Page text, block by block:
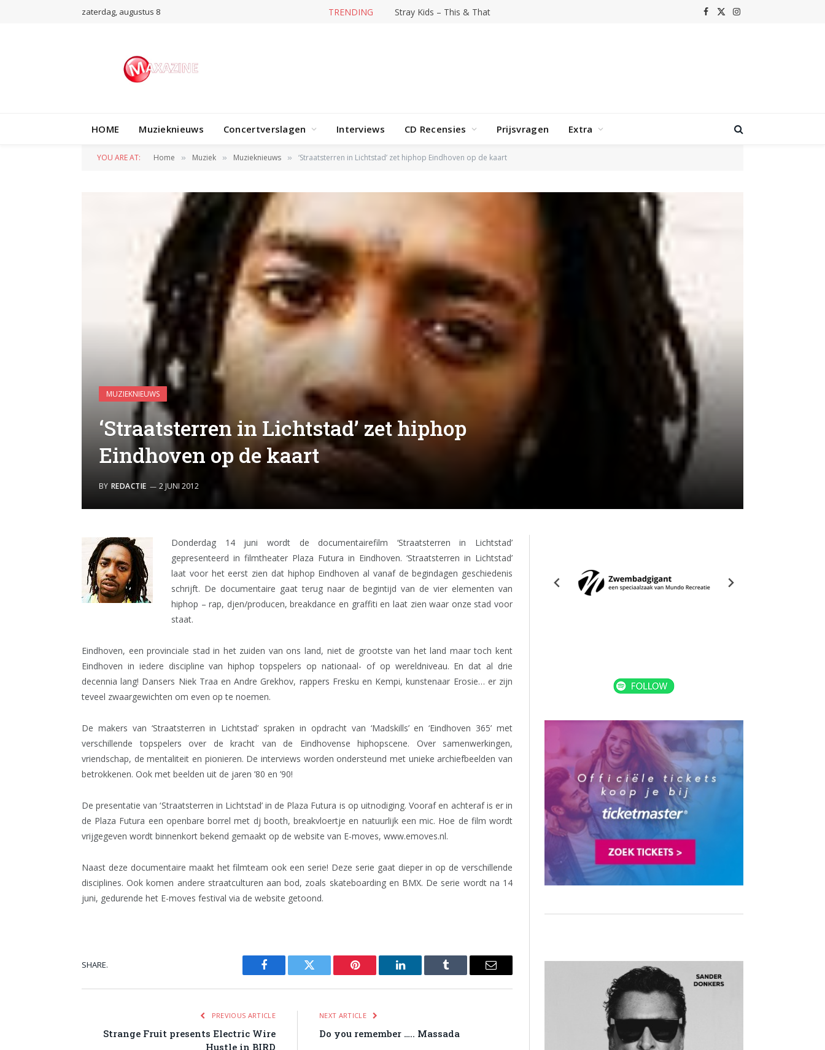
zaterdag, augustus 8 TRENDING Stray Kids – This & That Facebook
X
Instagram
HOME Muzieknieuws Concertverslagen Interviews CD Recensies Prijsvragen Extra
YOU ARE AT: Home » Muziek » Muzieknieuws » ‘Straatsterren in Lichtstad’ zet hiphop Eindhoven op de kaart
MUZIEKNIEUWS
‘Straatsterren in Lichtstad’ zet hiphop
Eindhoven op de kaart
BY REDACTIE 2 JUNI 2012
Donderdag 14 juni wordt de documentairefilm ‘Straatsterren in Lichtstad’
gepresenteerd in filmtheater Plaza Futura in Eindhoven. ‘Straatsterren in Lichtstad’
laat voor het eerst zien dat hiphop Eindhoven al vanaf de begindagen geschiedenis
schrijft. De documentaire gaat terug naar de begintijd van de vier elementen van
hiphop – rap, djen/producen, breakdance en graffiti en laat zien waar onze stad voor
staat.
Eindhoven, een provinciale stad in het zuiden van ons land, niet de grootste van het land maar toch kent
Eindhoven in iedere discipline van hiphop topspelers op nationaal- of op wereldniveau. En dat al drie
decennia lang! Dansers Niek Traa en Andre Grekhov, rappers Fresku en Kempi, kunstenaar Erosie… er zijn
teveel zwaargewichten om even op te noemen.
De makers van ‘Straatsterren in Lichtstad’ spraken in opdracht van ‘Madskills’ en ‘Eindhoven 365’ met
verschillende topspelers over de kracht van de Eindhovense hiphopscene. Over samenwerkingen,
vriendschap, de mentaliteit en pionieren. De interviews worden ondersteund met unieke archiefbeelden van
betrokkenen. Ook met beelden uit de jaren ’80 en ’90!
De presentatie van ‘Straatsterren in Lichtstad’ in de Plaza Futura is op uitnodiging. Vooraf en achteraf is er in
de Plaza Futura een openbare borrel met dj booth, breakvloertje en natuurlijk een mic. Hoe de film wordt
vrijgegeven wordt binnenkort bekend gemaakt op de website van E-moves, www.emoves.nl.
Naast deze documentaire maakt het filmteam ook een serie! Deze serie gaat dieper in op de verschillende
disciplines. Ook komen andere straatculturen aan bod, zoals skateboarding en BMX. De serie wordt na 14
juni, gedurende het E-moves festival via de website getoond.
SHARE.
Facebook Twitter Pinterest LinkedIn Tumblr Email
PREVIOUS ARTICLE
Strange Fruit presents Electric Wire
Hustle in BIRD
NEXT ARTICLE
Do you remember ….. Massada